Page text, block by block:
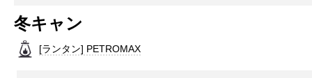
冬キャン
[ランタン] PETROMAX